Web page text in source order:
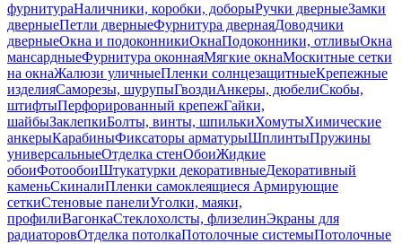
фурнитураНаличники, коробки, доборыРучки дверныеЗамки
дверныеПетли дверныеФурнитура двернаяДоводчики
дверныеОкна и подоконникиОкнаПодоконники, отливыОкна
мансардныеФурнитура оконнаяМягкие окнаМоскитные сетки
на окнаЖалюзи уличныеПленки солнцезащитныеКрепежные
изделияСаморезы, шурупыГвоздиАнкеры, дюбелиСкобы,
штифтыПерфорированный крепежГайки,
шайбыЗаклепкиБолты, винты, шпилькиХомутыХимические
анкерыКарабиныФиксаторы арматурыШплинтыПружины
универсальныеОтделка стенОбоиЖидкие
обоиФотообоиШтукатурки декоративныеДекоративный
каменьСкиналиПленки самоклеящиеся Армирующие
сеткиСтеновые панелиУголки, маяки,
профилиВагонкаСтеклохолсты, флизелинЭкраны для
радиаторовОтделка потолкаПотолочные системыПотолочные